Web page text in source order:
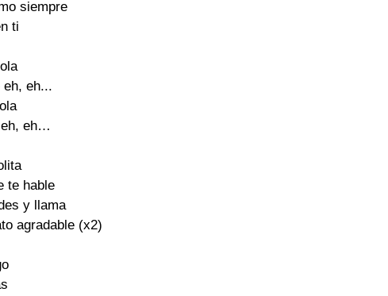
siempre
ti
eh, eh...
eh, eh…
te hable
y llama
agradable (x2)